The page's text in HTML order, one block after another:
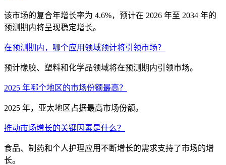
该市场的复合年增长率为 4.6%，预计在 2026 年至 2034 年的
预测期内将呈现稳定增长。
在预测期内，哪个应用领域预计将引领市场？
预计橡胶、塑料和化学品领域将在预测期内引领市场。
2025 年哪个地区的市场份额最高？
2025 年，亚太地区占据最高市场份额。
推动市场增长的关键因素是什么？
食品、制药和个人护理应用不断增长的需求支持了市场的增
长。